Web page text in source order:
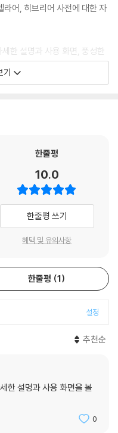
라어, 히브리어 사전에 대한 자
한 설명과 사용 화면, 풍성한
스 완전정복”과 함께 마스터
“바이블웍스 완전정복”과 함
기
한줄평
10.0
한줄평 쓰기
혜택 및 유의사항
한줄평 1
설정
추천순
한 설명과 사용 화면을 볼
0